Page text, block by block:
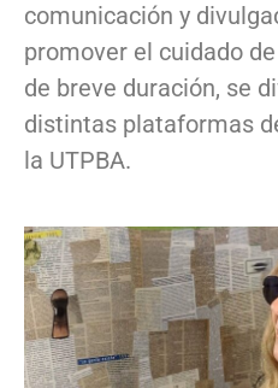
comunicación y
promover el cuidado
de breve duración, se
distintas plataformas
la UTPBA.